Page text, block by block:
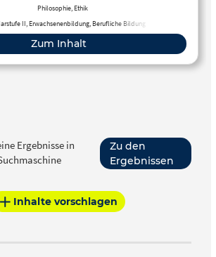
Verfahren gesprochen wird – also unter
und Machtverhältnissen.
Philosophie, Ethik
II, Erwachsenenbildung, Berufliche Bildung
Zum Inhalt
Ergebnisse in
Zu den
Ergebnissen
Inhalte vorschlagen